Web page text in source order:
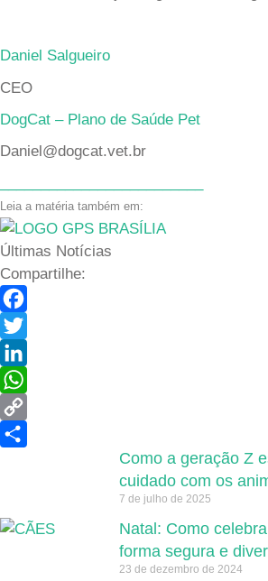
Daniel Salgueiro
CEO
DogCat – Plano de Saúde Pet
Daniel@dogcat.vet.br
Leia a matéria também em:
Últimas Notícias
Compartilhe:
Facebook
Twitter
LinkedIn
WhatsApp
Copy
Como a geração Z
cuidado com os
7 de julho de 2025
Natal: Como
forma segura e
23 de dezembro de 2024